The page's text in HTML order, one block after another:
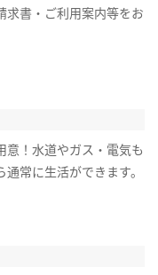
求書・ご利用案内等をお
意！水道やガス・電気も
常に生活ができます。